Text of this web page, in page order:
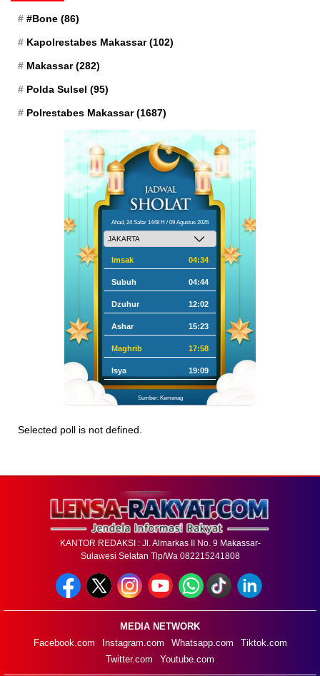
#Bone (86)
Kapolrestabes Makassar(102)
Makassar(282)
Polda Sulsel (95)
Polrestabes Makassar(1687)
Ahad, 24 Safar 1448 H / 09 Agustus 2026
Imsak 04:34
Subuh 04:44
Dzuhur 12:02
Ashar 15:23
Maghrib 17:58
Isya 19:09
Sumber: Kemenag
Selected poll is not defined.
KANTOR REDAKSI : Jl. Almarkas II No. 9 Makassar-
Sulawesi Selatan Tlp/Wa 082215241808
MEDIA NETWORK
Facebook.com
Instagram.com Whatsapp.com
Tiktok.com
Twitter.com
Youtube.com